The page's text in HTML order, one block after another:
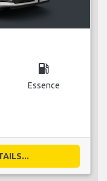
local_gas_station
Essence